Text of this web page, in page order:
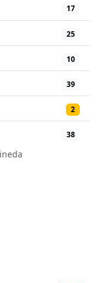
17
25
10
39
2
38